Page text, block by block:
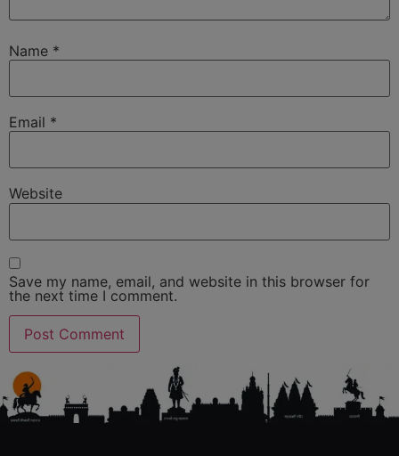
Name *
Email *
Website
Save my name, email, and website in this browser for
the next time I comment.